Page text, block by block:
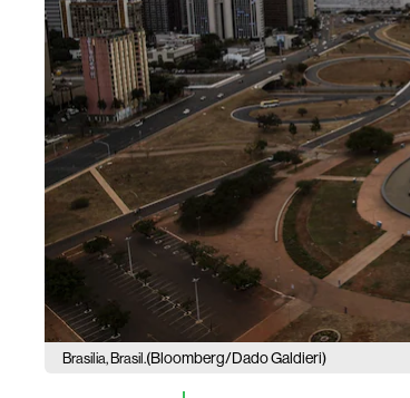
Brasilia, Brasil.(Bloomberg/Dado Galdieri)